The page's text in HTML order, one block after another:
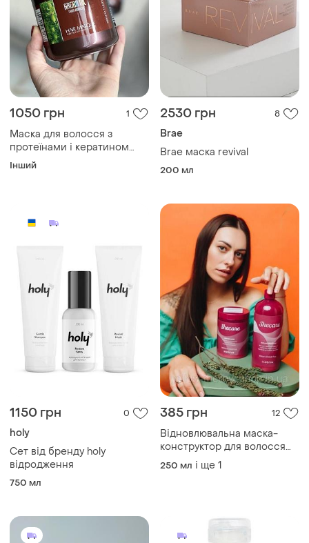
1050 грн 1
Маска для волосся з
протеїнами і кератином
500 мл, morocco argan oil
Інший
2530 грн 8
Brae
Brae маска revival
200 мл
1150 грн 0
holy
Сет від бренду holy
відродження
750 мл
385 грн 12
Відновлювальна маска-
конструктор для волосся
inebrya she care repair mask
250 мл і ще 1